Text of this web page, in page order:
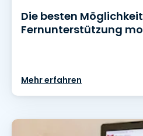
Die besten
Fernunterstützung
Mehr erfahren